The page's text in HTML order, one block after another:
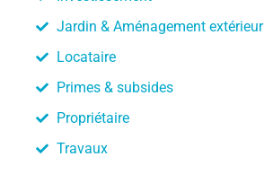
Jardin & Aménagement extérieur
Locataire
Primes & subsides
Propriétaire
Travaux